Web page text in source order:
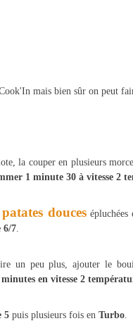
mais bien sûr on peut
la couper en plusieurs
1 minute 30 à vitesse 2
patates doucesépluchées
6/7.
un peu plus, ajouter le
en vitesse 2
5 puis plusieurs fois en Turbo.